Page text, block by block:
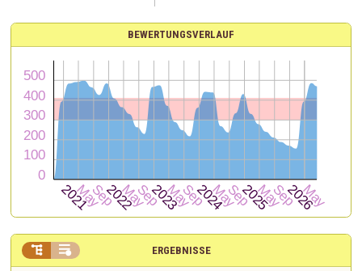
BEWERTUNGSVERLAUF
ERGEBNISSE
 